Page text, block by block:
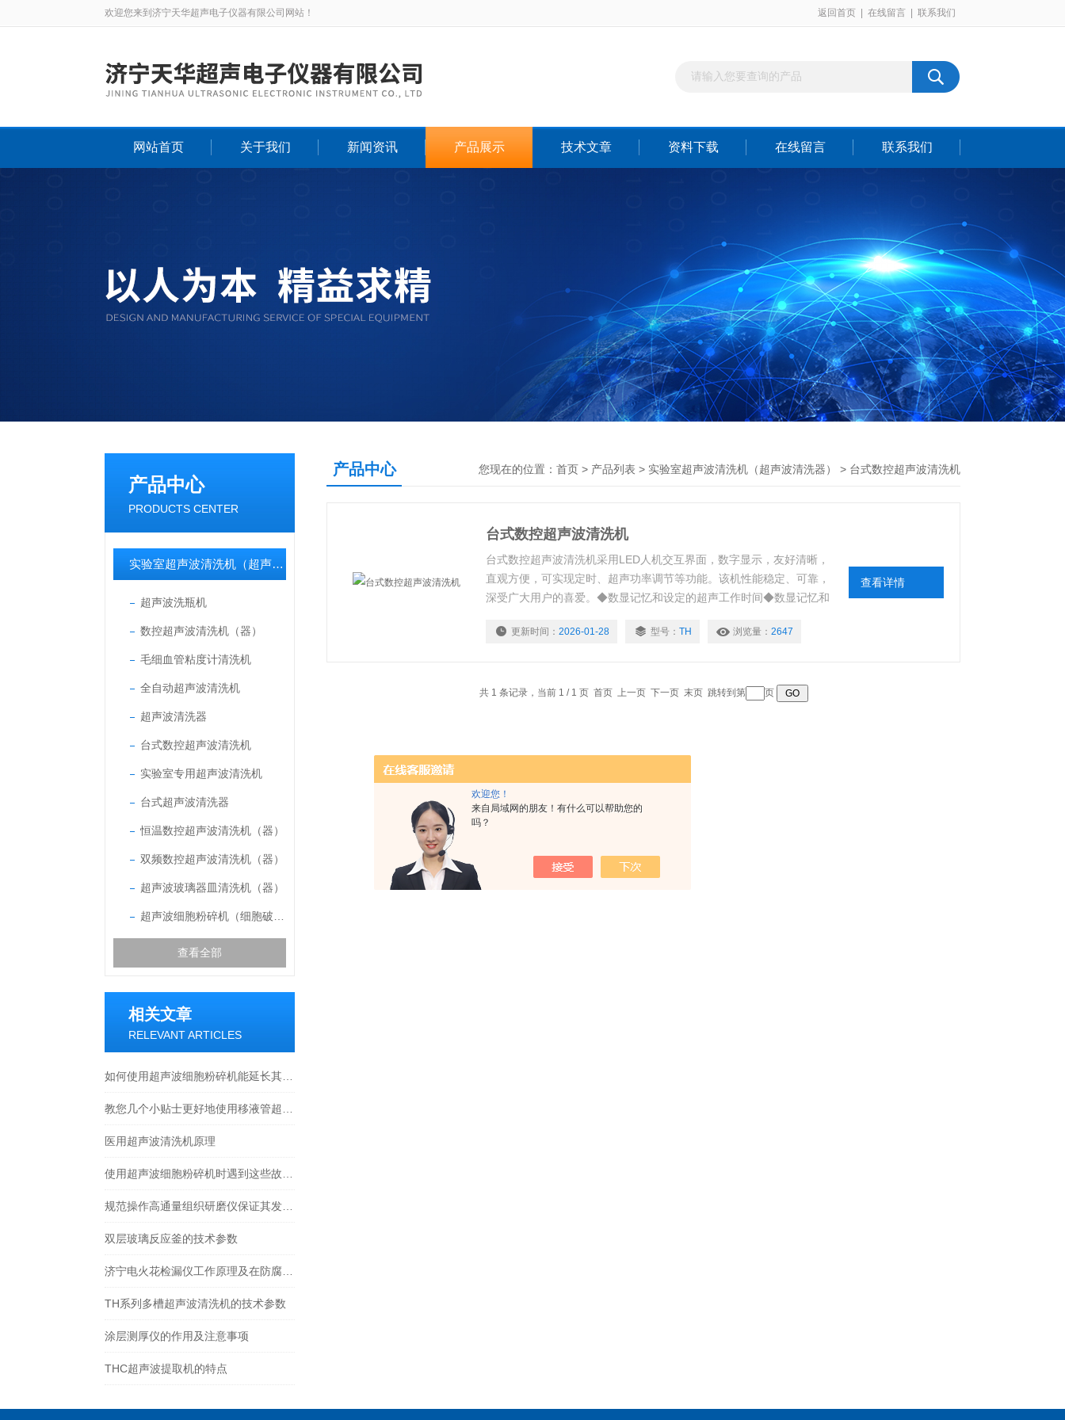
欢迎您！
来自局域网的朋友！有什么可以帮助您的
吗？
欢迎您来到济宁天华超声电子仪器有限公司网站！ 返回首页 在线留言 联系我们
网站首页 关于我们 新闻资讯 产品展示 技术文章 资料下载 在线留言 联系我们
产品中心
PRODUCTS CENTER
实验室超声波清洗机（超声波清洗器）
超声波洗瓶机
数控超声波清洗机（器）
毛细血管粘度计清洗机
全自动超声波清洗机
超声波清洗器
台式数控超声波清洗机
实验室专用超声波清洗机
台式超声波清洗器
恒温数控超声波清洗机（器）
双频数控超声波清洗机（器）
超声波玻璃器皿清洗机（器）
查看全部
相关文章
RELEVANT ARTICLES
医用超声波清洗机原理
双层玻璃反应釜的技术参数
TH系列多槽超声波清洗机的技术参数
涂层测厚仪的作用及注意事项
THC超声波提取机的特点
产品中心 您现在的位置： 首页 > 产品列表 > 实验室超声波清洗机（超声波清洗器） > 台式数控超声波清洗机
台式数控超声波清洗机
台式数控超声波清洗机采用LED人机交互界面，数字显示，友好清晰，
直观方便，可实现定时、超声功率调节等功能。该机性能稳定、可靠，
深受广大用户的喜爱。◆数显记忆和设定的超声工作时间◆数显记忆和
数显记忆和设定的超声功率◆数显容器内的实际温度◆清洗器的降音
更新时间： 2026-01-28 型号： TH 浏览量： 2647
查看详情
共 1 条记录，当前 1 / 1 页 首页 上一页 下一页 末页 跳转到第 页